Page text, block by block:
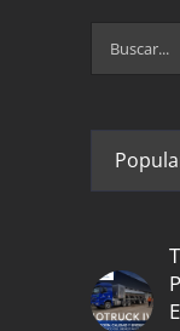
Buscar: